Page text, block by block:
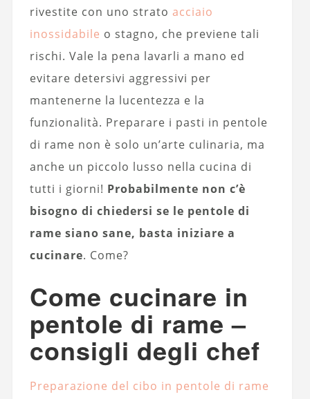
rivestite con uno strato acciaio
inossidabile o stagno, che previene tali
rischi. Vale la pena lavarli a mano ed
evitare detersivi aggressivi per
mantenerne la lucentezza e la
funzionalità. Preparare i pasti in pentole
di rame non è solo un’arte culinaria, ma
anche un piccolo lusso nella cucina di
tutti i giorni! Probabilmente non c’è
bisogno di chiedersi se le pentole di
rame siano sane, basta iniziare a
cucinare. Come?
Come cucinare in
pentole di rame –
consigli degli chef
Preparazione del cibo in pentole di rame